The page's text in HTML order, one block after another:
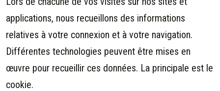
applications, nous recueillons des informations
relatives à votre connexion et à votre navigation.
Différentes technologies peuvent être mises en
œuvre pour recueillir ces données. La principale est le
cookie.